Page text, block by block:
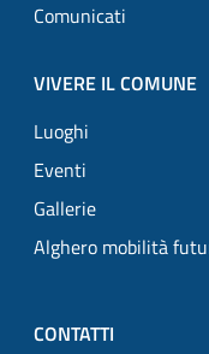
Comunicati
VIVERE IL COMUNE
Luoghi
Eventi
Gallerie
Alghero mobilità
CONTATTI